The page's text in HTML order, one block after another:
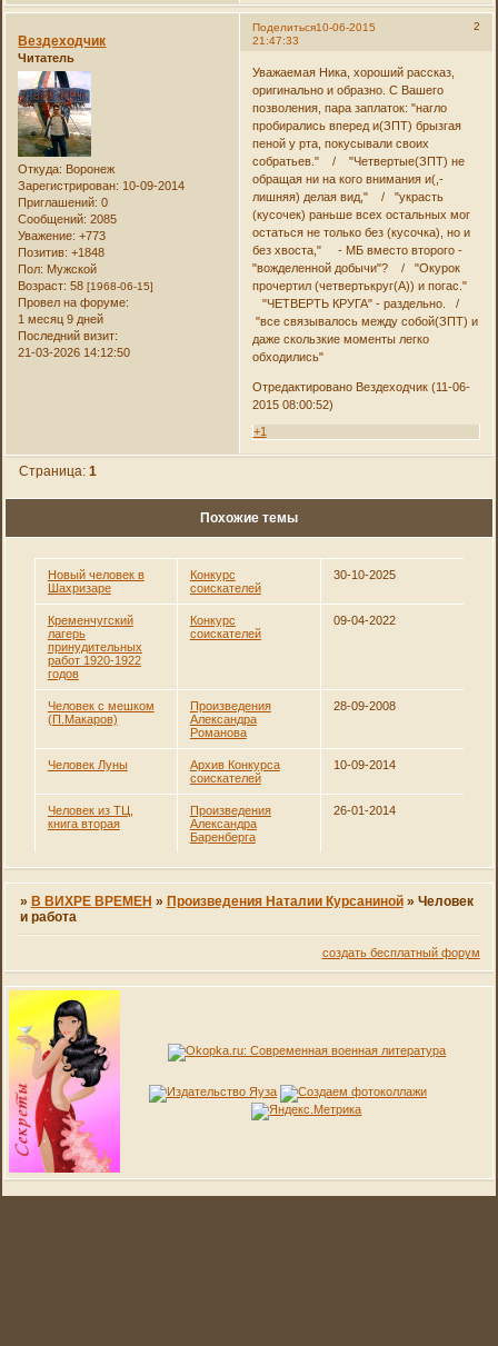
Поделиться 2
10-06-2015
21:47:33
Вездеходчик
Читатель
Откуда: Воронеж
Зарегистрирован: 10-09-2014
Приглашений: 0
Сообщений: 2085
Уважение: +773
Позитив: +1848
Пол: Мужской
Возраст: 58[1968-06-15]
Провел на форуме:
1 месяц 9 дней
Последний визит:
21-03-2026 14:12:50
Уважаемая Ника, хороший рассказ,
оригинально и образно. С Вашего
позволения, пара заплаток: "нагло
пробирались вперед и(ЗПТ) брызгая
пеной у рта, покусывали своих
собратьев." / "Четвертые(ЗПТ) не
обращая ни на кого внимания и(,-
лишняя) делая вид," / "украсть
(кусочек) раньше всех остальных мог
остаться не только без (кусочка), но и
без хвоста," - МБ вместо второго -
"вожделенной добычи"? / "Окурок
прочертил (четвертькруг(А)) и погас."
"ЧЕТВЕРТЬ КРУГА" - раздельно. /
"все связывалось между собой(ЗПТ) и
даже скользкие моменты легко
обходились"
Отредактировано Вездеходчик (11-06-
2015 08:00:52)
+1
Страница: 1
Похожие темы
Новый человек в
Шахризаре
Конкурс
соискателей
30-10-2025
Кременчугский
лагерь
принудительных
работ 1920-1922
годов
Конкурс
соискателей
09-04-2022
Человек с мешком
(П.Макаров)
Произведения
Александра
Романова
28-09-2008
Человек Луны
Архив Конкурса
соискателей
10-09-2014
Человек из ТЦ,
книга вторая
Произведения
Александра
Баренберга
26-01-2014
» В ВИХРЕ ВРЕМЕН » Произведения Наталии Курсаниной » Человек
и работа
создать бесплатный форум